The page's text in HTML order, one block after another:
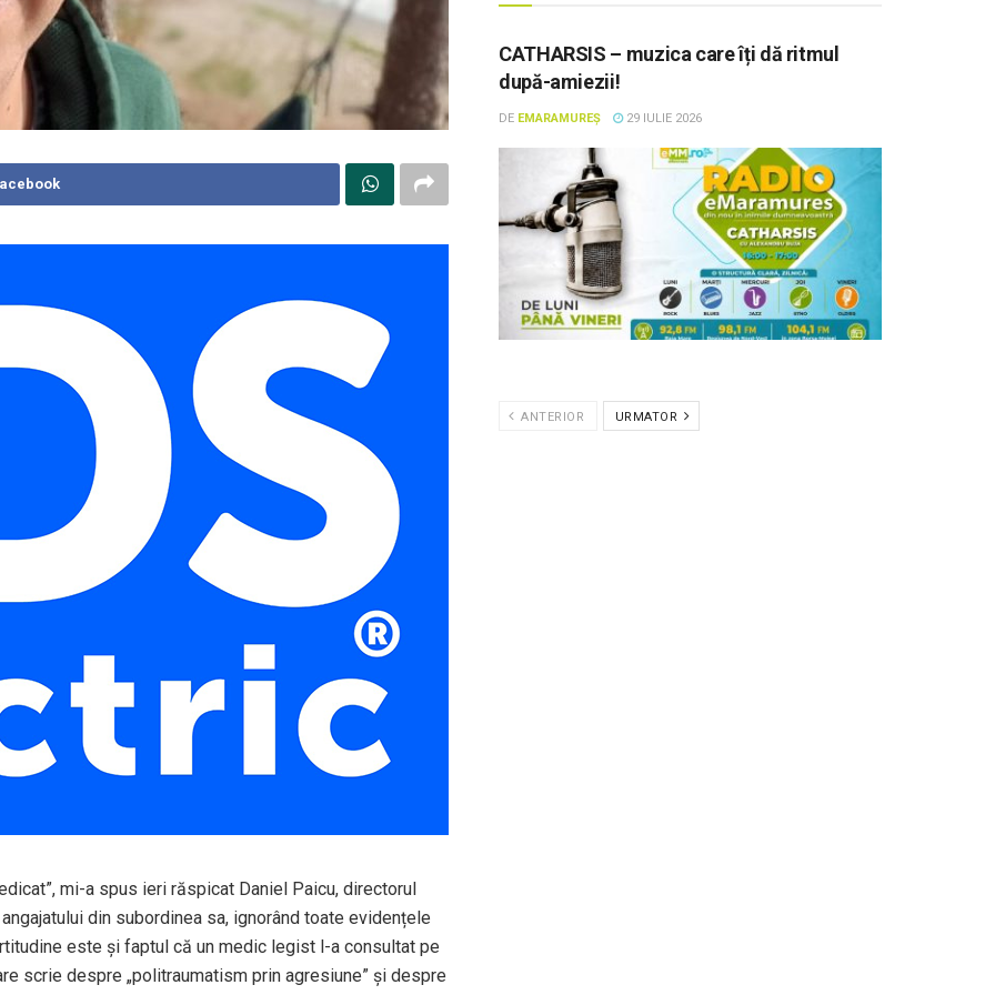
mi-a spus ieri răspicat Daniel Paicu, directorul
din subordinea sa, ignorând toate evidențele
este și faptul că un medic legist l-a consultat pe
scrie despre „politraumatism prin agresiune” și despre
CATHARSIS – muzica care îți dă ritmul
după-amiezii!
DE EMARAMUREȘ 29 IULIE 2026
ANTERIOR URMATOR